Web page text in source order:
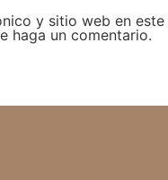
y sitio web en este
haga un comentario.